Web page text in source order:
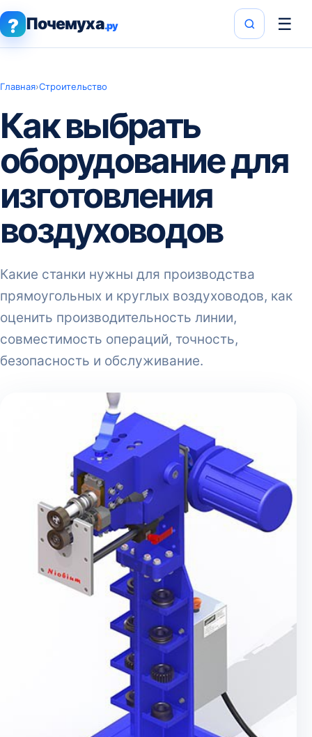
? Почемуха.ру ☰
Главная›Строительство
Как выбрать
оборудование для
изготовления
воздуховодов
Какие станки нужны для производства
прямоугольных и круглых воздуховодов, как
оценить производительность линии,
совместимость операций, точность,
безопасность и обслуживание.